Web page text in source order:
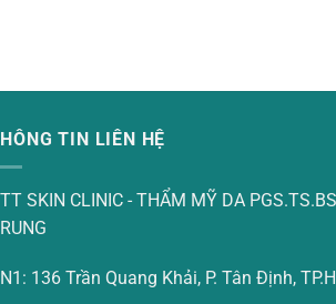
TIN LIÊN HỆ
SKIN CLINIC - THẨM MỸ DA
136 Trần Quang Khải, P. Tân Định,